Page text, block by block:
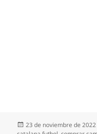
Publicado
23 de noviembre de 2022